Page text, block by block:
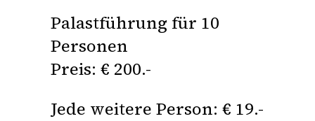
Palastführung für 10
Personen
Preis: € 200.-
Jede weitere Person: € 19.-